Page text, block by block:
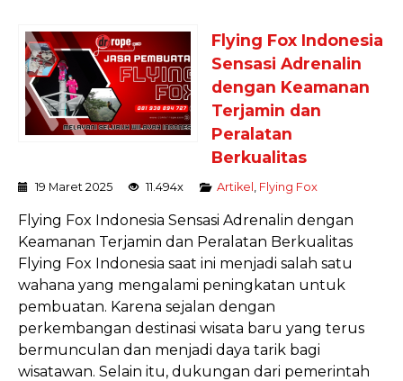
Flying Fox Indonesia
Sensasi Adrenalin
dengan Keamanan
Terjamin dan
Peralatan
Berkualitas
19 Maret 2025 11.494x Artikel Flying Fox
Flying Fox Indonesia Sensasi Adrenalin dengan
Keamanan Terjamin dan Peralatan Berkualitas
Flying Fox Indonesia saat ini menjadi salah satu
wahana yang mengalami peningkatan untuk
pembuatan. Karena sejalan dengan
perkembangan destinasi wisata baru yang terus
bermunculan dan menjadi daya tarik bagi
wisatawan. Selain itu, dukungan dari pemerintah